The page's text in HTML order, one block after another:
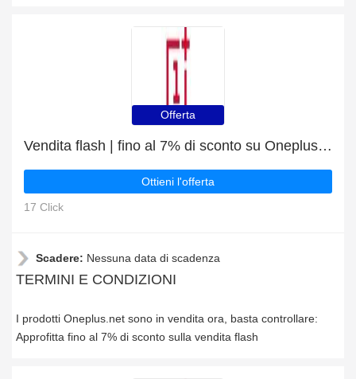
Offerta
Vendita flash | fino al 7% di sconto su Oneplus.net
Ottieni l'offerta
17 Click
Scadere: Nessuna data di scadenza
TERMINI E CONDIZIONI
I prodotti Oneplus.net sono in vendita ora, basta controllare:
Approfitta fino al 7% di sconto sulla vendita flash